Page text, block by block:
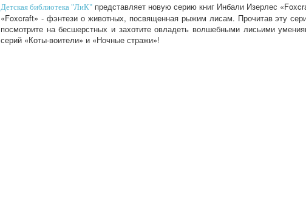
Детская библиотека "ЛиК"представляет новую серию книг Инбали Изерлес
«Foxcraft» - фэнтези о животных, посвящeнная рыжим лисам. Прочитав эту
посмотрите на бесшерстных и захотите овладеть волшебными лисьими
серий «Коты-воители» и «Ночные стражи»!